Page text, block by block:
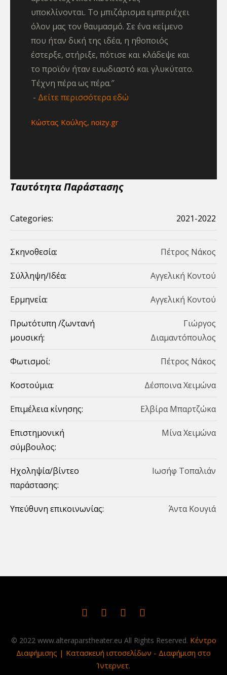
υποκλίνονται. Το μπιζάρισμα εμπεριέχει
όλον μας τον θαυμασμό. Σε ένα κείμενο
που ήταν δική της ιδέα, η ηθοποιός
έστερξε, στήριξε, πότισε και κλάδεψε και
το προϊόν ήταν ευωδιαστό και γλυκύτατο.
Τέχνη πέρα ως πέρα.″
Δείτε περισσότερα εδώ
Κώστας Κούλης, noizy.gr
Tαυτότητα Παράστασης
Categories: 2021-2022
Σκηνοθεσία: Πέτρος Νάκος
Σύλληψη/Ιδέα: Αγγελική Κοντού
Ερμηνεία: Aγγελική Κοντού
Πρωτότυπη /ζωντανή
μουσική:
Γιώργος
Διαμαντόπουλος
Φωτισμοί: Πέτρος Νάκος
Κοστούμια: Δέσποινα Χειμώνα
Επιμέλεια κίνησης: Ελβίρα Μπαρτζώκα
Επιστημονική
σύμβουλος:
Mίνα Χειμώνα
Ηχοληψία/βίντεο
παράστασης:
Iωσήφ Τοπαλιάν
Υπεύθυνη επικοινωνίας: Άντα Κουγιά
© 2022 www.alteraparstheater.eu All Rights Reserved. Κέντρο
Διαφήμισης | Κατασκευή ιστοσελίδων - Διαφήμιση στο
Ίντερνετ.